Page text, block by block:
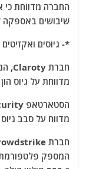
החברה מדווחת כי
שיבושים באספקה
*- גיוסים
מדווחת על גיוס הון של 100
מדווח על סבב גיוס של 33
המספק פלטפורמת